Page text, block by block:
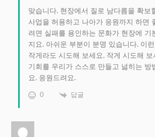
맞습니다. 현장에서 질로 남다름을 확보
사업을 허용하고 나아가 응원까지 하면
려면 실패를 용인하는 문화가 현장에 기
지요. 아쉬운 부분이 분명 있습니다. 이
작게라도 시도해 보세요. 작게 시도해 보
기회를 우리가 스스로 만들고 넗히는 방
요. 응원드려요.
0 답글